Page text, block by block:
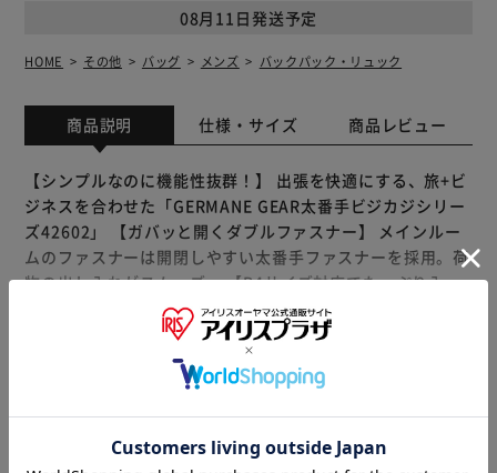
08月11日発送予定
HOME その他 バッグ メンズ バックパック・リュック
商品説明 仕様・サイズ 商品レビュー
【シンプルなのに機能性抜群！】 出張を快適にする、旅+ビ
ジネスを合わせた「GERMANE GEAR太番手ビジカジシリー
ズ42602」 【ガバッと開くダブルファスナー】 メインルー
ムのファスナーは開閉しやすい太番手ファスナーを採用。荷
物の出し入れがスムーズ。 【B4サイズ対応でたっぷり入
る！】 深さとマチをしっかり確保。折り曲げたくない書類
もきちんと収納。 【整理上手になれる多機能ポケット】 内
側と外側にポケットを配置。内側は14インチ程度のPCが入
るクッション付きのポケットを装備！ 【キャリーオン対応
くてムレにくい快適な背負い心地】 背面とショルダーベル
もっと見る
じめご了承ください。